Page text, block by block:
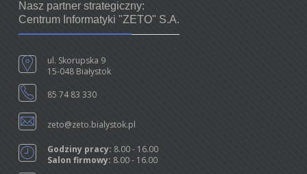
Nasz partner strategiczny:
Centrum Informatyki "ZETO" S.A.
ul. Skorupska 9
15-048 Białystok
85 74 83 330
zeto@zeto.bialystok.pl
Godziny pracy: 8.00 - 16.00
Salon firmowy: 8.00 - 16.00